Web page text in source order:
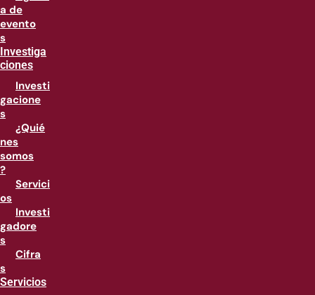
a de
evento
s
Investiga
ciones
Investi
gacione
s
¿Quié
nes
somos
?
Servici
os
Investi
gadore
s
Cifra
s
Servicios